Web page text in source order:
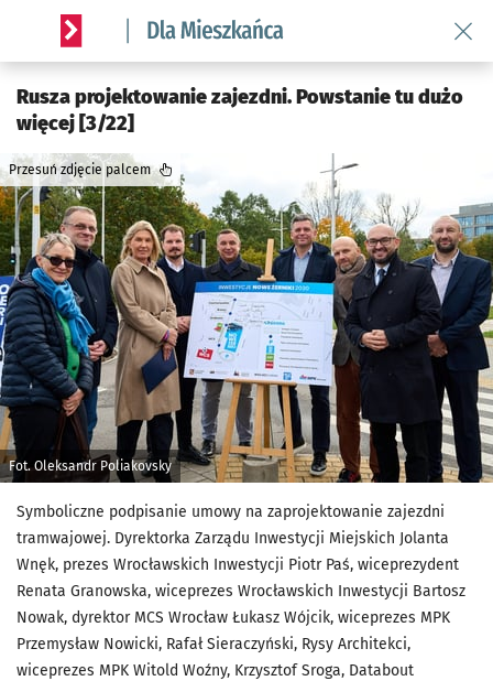
Serwis informacyjny wroclaw.pl podserwis: Dla mieszkańca
Rusza projektowanie zajezdni. Powstanie tu dużo
więcej [3/22]
Fot. Oleksandr Poliakovsky
Przesuń zdjęcie palcem
Symboliczne podpisanie umowy na zaprojektowanie zajezdni
tramwajowej. Dyrektorka Zarządu Inwestycji Miejskich Jolanta
Wnęk, prezes Wrocławskich Inwestycji Piotr Paś, wiceprezydent
Renata Granowska, wiceprezes Wrocławskich Inwestycji Bartosz
Nowak, dyrektor MCS Wrocław Łukasz Wójcik, wiceprezes MPK
Przemysław Nowicki, Rafał Sieraczyński, Rysy Architekci,
wiceprezes MPK Witold Woźny, Krzysztof Sroga, Databout